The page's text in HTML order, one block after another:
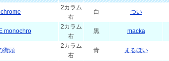
2カラム
右
白 つい
monochro
2カラム
右
黒 macka
街頭
2カラム
右
青 まるほい